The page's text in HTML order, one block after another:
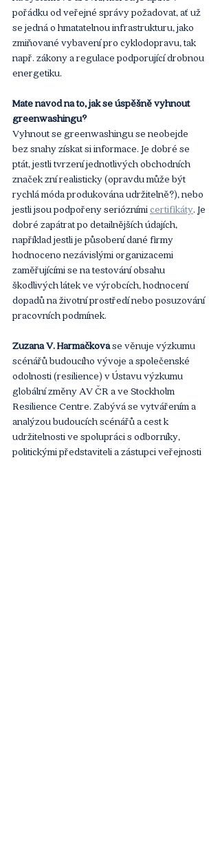
pořádku od veřejné správy požadovat, ať už
se jedná o hmatatelnou infrastrukturu, jako
zmiňované vybavení pro cyklodopravu, tak
např. zákony a regulace podporující drobnou
energetiku.
Máte návod na to, jak se úspěšně vyhnout
greenwashingu?
Vyhnout se greenwashingu se neobejde
bez snahy získat si informace. Je dobré se
ptát, jestli tvrzení jednotlivých obchodních
značek zní realisticky (opravdu může být
rychlá móda produkována udržitelně?), nebo
jestli jsou podpořeny seriózními certifikáty. Je
dobré zapátrat po detailnějších údajích,
například jestli je působení dané firmy
hodnoceno nezávislými organizacemi
zaměřujícími se na testování obsahu
škodlivých látek ve výrobcích, hodnocení
dopadů na životní prostředí nebo posuzování
pracovních podmínek.
Zuzana V. Harmáčková se věnuje výzkumu
scénářů budoucího vývoje a společenské
odolnosti (resilience) v Ústavu výzkumu
globální změny AV ČR a ve Stockholm
Resilience Centre. Zabývá se vytvářením a
analýzou budoucích scénářů a cest k
udržitelnosti ve spolupráci s odborníky,
politickými představiteli a zástupci veřejnosti